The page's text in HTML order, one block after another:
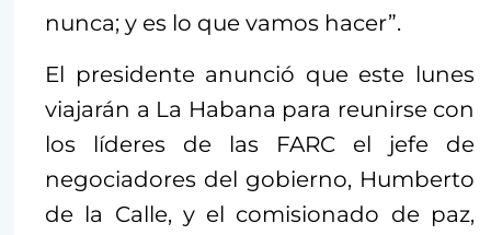
nunca; y es lo que vamos hacer”.
El presidente anunció que este lunes
viajarán a La Habana para reunirse con
los líderes de las FARC el jefe de
negociadores del gobierno, Humberto
de la Calle, y el comisionado de paz,